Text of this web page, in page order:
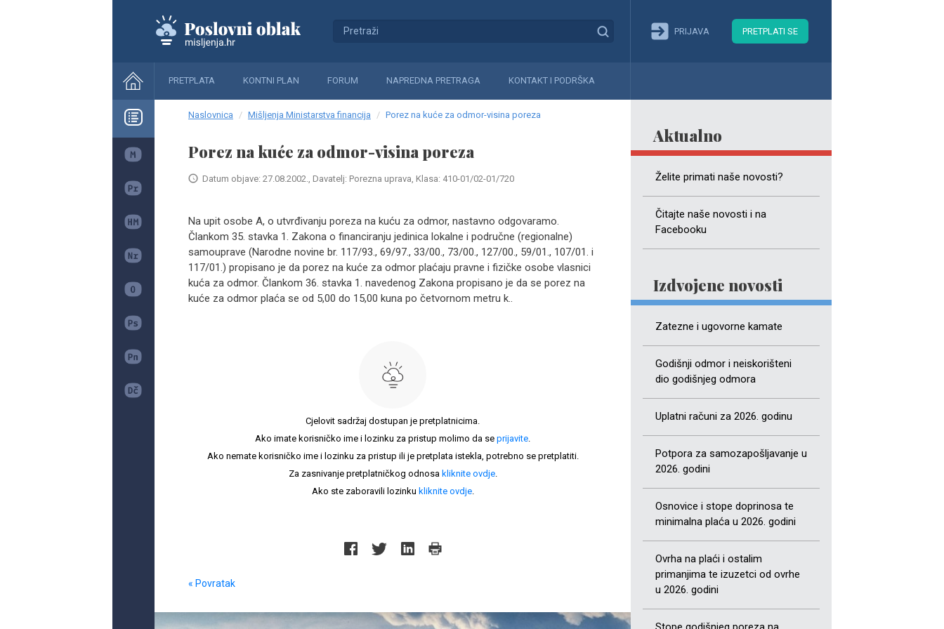
PRIJAVA PRETPLATI SE
PRETPLATA KONTNI PLAN FORUM NAPREDNA PRETRAGA KONTAKT I PODRŠKA
Aktualno
Želite primati naše novosti?
Čitajte naše novosti i na
Facebooku
Izdvojene novosti
Zatezne i ugovorne kamate
Godišnji odmor i neiskorišteni
dio godišnjeg odmora
Uplatni računi za 2026. godinu
Potpora za samozapošljavanje u
2026. godini
Osnovice i stope doprinosa te
minimalna plaća u 2026. godini
Ovrha na plaći i ostalim
primanjima te izuzetci od ovrhe
u 2026. godini
Naslovnica Mišljenja Ministarstva financija Porez na kuće za odmor-visina poreza
Porez na kuće za odmor-visina poreza
Datum objave: 27.08.2002., Davatelj: Porezna uprava, Klasa: 410-01/02-01/720
Na upit osobe A, o utvrđivanju poreza na kuću za odmor, nastavno odgovaramo.
Člankom 35. stavka 1. Zakona o financiranju jedinica lokalne i područne (regionalne)
samouprave (Narodne novine br. 117/93., 69/97., 33/00., 73/00., 127/00., 59/01., 107/01. i
117/01.) propisano je da porez na kuće za odmor plaćaju pravne i fizičke osobe vlasnici
kuća za odmor. Člankom 36. stavka 1. navedenog Zakona propisano je da se porez na
kuće za odmor plaća se od 5,00 do 15,00 kuna po četvornom metru k..
Cjelovit sadržaj dostupan je pretplatnicima.
Ako imate korisničko ime i lozinku za pristup molimo da se prijavite.
Ako nemate korisničko ime i lozinku za pristup ili je pretplata istekla, potrebno se pretplatiti.
Za zasnivanje pretplatničkog odnosa kliknite ovdje.
Ako ste zaboravili lozinku kliknite ovdje.
« Povratak